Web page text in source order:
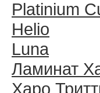
Platinium
Helio
Luna
Ламинат
Харо